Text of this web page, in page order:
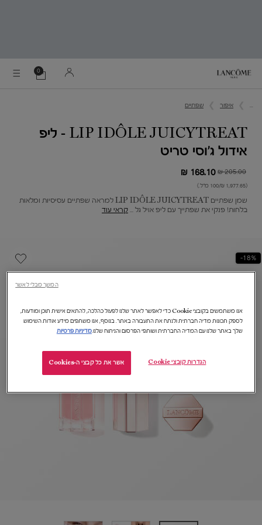
הסל
0
...
איפור שפתיים
LIP IDÔLE JUICYTREAT - ליפ
אידול ג'וסי טריט
מחיר קודם
205.00 ₪
מחיר חדש
168.10 ₪
(1,977.65 ₪/100 מ"ל.)
שמן שפתיים LIP IDÔLE JUICYTREAT למראה שפתיים עסיסיות ומלאות
בלחות! פנקי את שפתייך עם ליפ אויל גל ... קראי עוד
18%-
אנו משתמשים בקובצי Cookie כדי לאפשר לאתר שלנו לפעול כהלכה, להתאים אישית תוכן ומודעות,
לספק תכונות מדיה חברתית ולנתח את התעבורה באתר. בנוסף, אנו משתפים מידע אודות השימוש
שלך באתר שלנו עם המדיה החברתית ושותפי הפרסום והניתוח שלנו.מדיניות פרטיות
הגדרות קובצי Cookie אשר את כל קבצי ה-Cookies
המשך מבלי לאשר